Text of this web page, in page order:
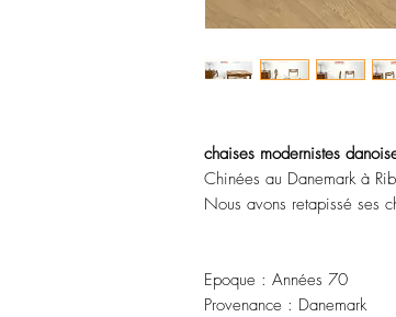
chaises modernistes
Chinées au Danemark à
Nous avons retapissé ses
Epoque : Années 70
Provenance : Danemark